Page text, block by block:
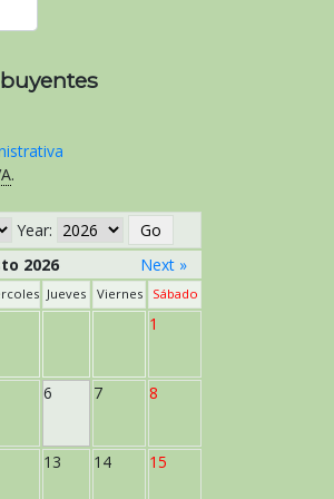
.
Year:
2026 Next »
Jueves Viernes Sábado
1
6 7 8
13 14 15